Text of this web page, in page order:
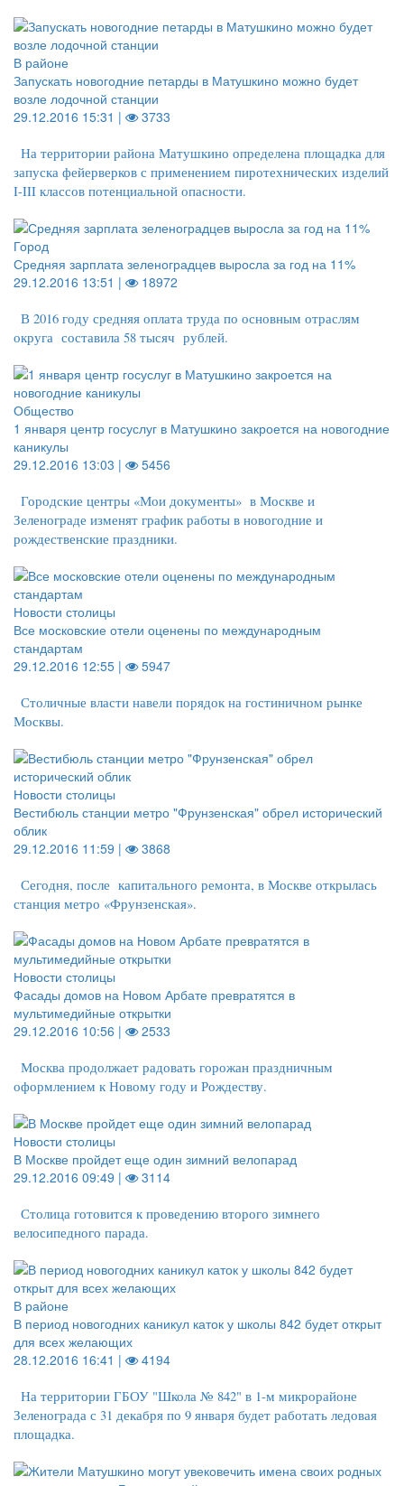
В районе
Запускать новогодние петарды в Матушкино можно будет
возле лодочной станции
29.12.2016 15:31 |
3733
На территории района Матушкино определена площадка для
запуска фейерверков с применением пиротехнических изделий
I-III классов потенциальной опасности.
Город
Средняя зарплата зеленоградцев выросла за год на 11%
29.12.2016 13:51 |
18972
В 2016 году средняя оплата труда по основным отраслям
округа составила 58 тысяч рублей.
Общество
1 января центр госуслуг в Матушкино закроется на новогодние
каникулы
29.12.2016 13:03 |
5456
Городские центры «Мои документы» в Москве и
Зеленограде изменят график работы в новогодние и
рождественские праздники.
Новости столицы
Все московские отели оценены по международным
стандартам
29.12.2016 12:55 |
5947
Столичные власти навели порядок на гостиничном рынке
Москвы.
Новости столицы
Вестибюль станции метро "Фрунзенская" обрел исторический
облик
29.12.2016 11:59 |
3868
Сегодня, после капитального ремонта, в Москве открылась
станция метро «Фрунзенская».
Новости столицы
Фасады домов на Новом Арбате превратятся в
мультимедийные открытки
29.12.2016 10:56 |
2533
Москва продолжает радовать горожан праздничным
оформлением к Новому году и Рождеству.
Новости столицы
В Москве пройдет еще один зимний велопарад
29.12.2016 09:49 |
3114
Столица готовится к проведению второго зимнего
велосипедного парада.
В районе
В период новогодних каникул каток у школы 842 будет открыт
для всех желающих
28.12.2016 16:41 |
4194
На территории ГБОУ "Школа № 842" в 1-м микрорайоне
Зеленограда с 31 декабря по 9 января будет работать ледовая
площадка.